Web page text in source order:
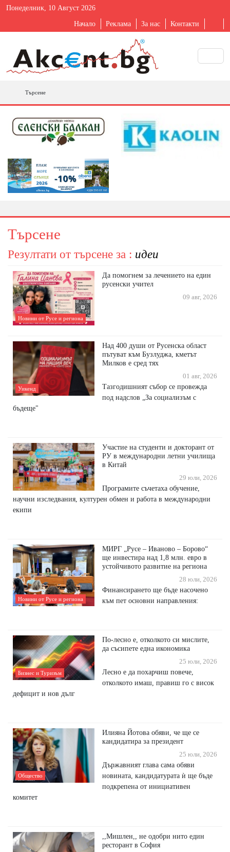
Понеделник, 10 Август 2026
Начало Реклама За нас Контакти
Търсене
Търсене
Резултати от търсене за : идеи
Новини от Русе и региона
Да помогнем за лечението на един
русенски учител
09 авг, 2026
Уикенд
Над 400 души от Русенска област
пътуват към Бузлуджа, кметът
Милков е сред тях
01 авг, 2026
Тазгодишният събор се провежда
под надслов „За социализъм с
бъдеще"
Участие на студенти и докторант от
РУ в международни летни училища
в Китай
29 юли, 2026
Програмите съчетаха обучение,
научни изследвания, културен обмен и работа в международни
екипи
Новини от Русе и региона
МИРГ „Русе – Иваново – Борово“
ще инвестира над 1,8 млн. евро в
устойчивото развитие на региона
28 юли, 2026
Финансирането ще бъде насочено
към пет основни направления:
Бизнес и Туризъм
По-лесно е, отколкото си мислите,
да съсипете една икономика
25 юли, 2026
Лесно е да похарчиш повече,
отколкото имаш, правиш го с висок
дефицит и нов дълг
Общество
Илияна Йотова обяви, че ще се
кандидатира за президент
25 юли, 2026
Държавният глава сама обяви
новината, кандидатурата ѝ ще бъде
подкрепена от инициативен
комитет
,,Мишлен,, не одобри нито един
ресторант в София